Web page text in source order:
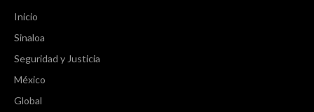
Inicio
Sinaloa
Seguridad y Justicia
México
Global